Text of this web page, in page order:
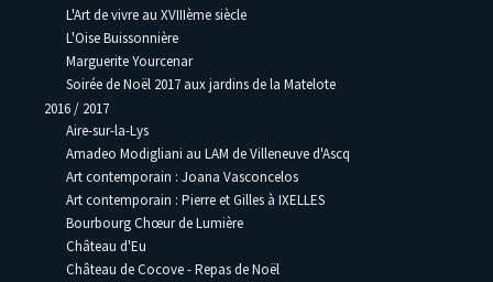
L'Art de vivre au XVIIIème siècle
L'Oise Buissonnière
Marguerite Yourcenar
Soirée de Noël 2017 aux jardins de la Matelote
2016 / 2017
Aire-sur-la-Lys
Amadeo Modigliani au LAM de Villeneuve d'Ascq
Art contemporain : Joana Vasconcelos
Art contemporain : Pierre et Gilles à IXELLES
Bourbourg Chœur de Lumière
Château d'Eu
Château de Cocove - Repas de Noël